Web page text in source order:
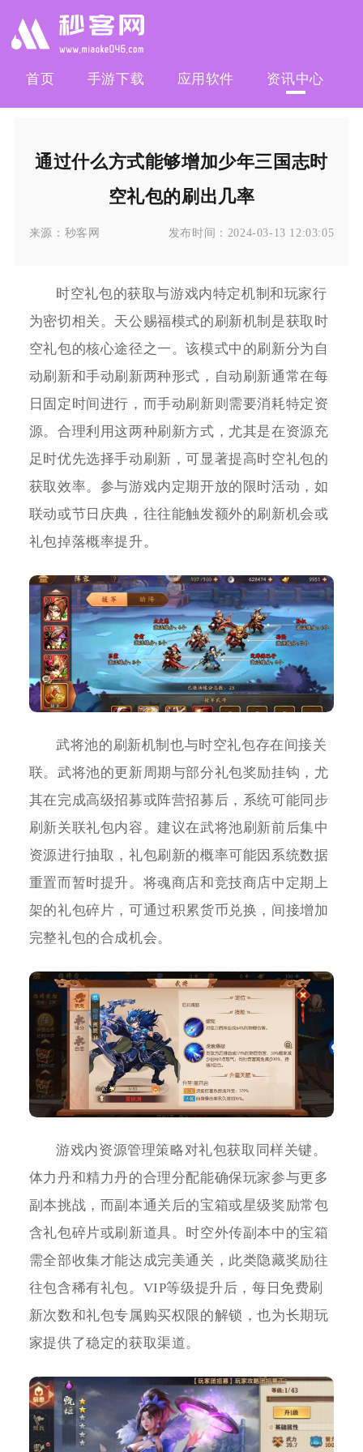
首页 手游下载 应用软件 资讯中心
通过什么方式能够增加少年三国志时
空礼包的刷出几率
来源： 秒客网 发布时间： 2024-03-13 12:03:05
时空礼包的获取与游戏内特定机制和玩家行
为密切相关。天公赐福模式的刷新机制是获取时
空礼包的核心途径之一。该模式中的刷新分为自
动刷新和手动刷新两种形式，自动刷新通常在每
日固定时间进行，而手动刷新则需要消耗特定资
源。合理利用这两种刷新方式，尤其是在资源充
足时优先选择手动刷新，可显著提高时空礼包的
获取效率。参与游戏内定期开放的限时活动，如
联动或节日庆典，往往能触发额外的刷新机会或
礼包掉落概率提升。
武将池的刷新机制也与时空礼包存在间接关
联。武将池的更新周期与部分礼包奖励挂钩，尤
其在完成高级招募或阵营招募后，系统可能同步
刷新关联礼包内容。建议在武将池刷新前后集中
资源进行抽取，礼包刷新的概率可能因系统数据
重置而暂时提升。将魂商店和竞技商店中定期上
架的礼包碎片，可通过积累货币兑换，间接增加
完整礼包的合成机会。
游戏内资源管理策略对礼包获取同样关键。
体力丹和精力丹的合理分配能确保玩家参与更多
副本挑战，而副本通关后的宝箱或星级奖励常包
含礼包碎片或刷新道具。时空外传副本中的宝箱
需全部收集才能达成完美通关，此类隐藏奖励往
往包含稀有礼包。VIP等级提升后，每日免费刷
新次数和礼包专属购买权限的解锁，也为长期玩
家提供了稳定的获取渠道。